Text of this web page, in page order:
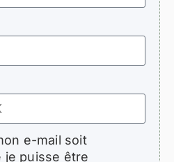
e-mail soit
je puisse être